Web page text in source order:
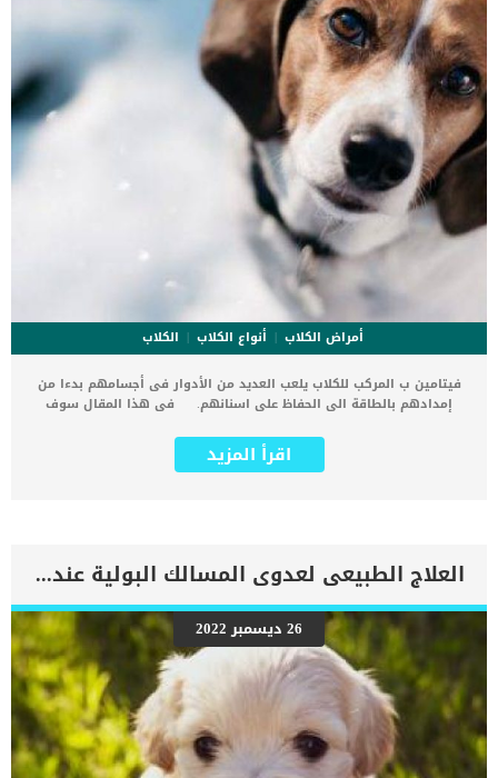
أمراض الكلاب أنواع الكلاب
الكلاب
فيتامين ب المركب للكلاب يلعب العديد من الأدوار فى أجسامهم بدءا من
إمدادهم بالطاقة الى الحفاظ على اسنانهم. فى هذا المقال سوف
يعاني من نقص فيتامين ب. يؤثر فيتامين ب المركب على جميع وظائف
واجهزة جسم الكلب تقريبا. كما ان هناك العديد من الفيتامينات التى تندرج
فيتامين ب2 “ريبوفلافين” الحفاظ على قوة عضلات الكلبيدعم صحة
العينيلعب دورا هاما فى إنتاج الخلايا الحمراء فيتامين ب 3 “النياسين”
يساعد على الهضمضروري فى عملية التمثيل الغذائى للأحماض
الأمينيةيعزز وظائف المخمحفز لانتاج الهرموناتيساعد فى انتاج هرمون
الكورتيكوتروفين فيتامين ب9 “حمض الفوليك” إنتاج خلايا الدم الحمراء عند
الكلابضروري لإنتاج الاحماضمهم للنمو اجنة صحة فى الحمل عند أنثى
الكلب. فيتامين ب 5 “حمض البانتوثنيك” ضروري لانتاج البروتينات والأحماض
الدهنية فيتامين ب 7 “البيوتين” مهم لصحة جلود وفراء الكلب فيتامين ب
6 “البيريدوكسين” ينظم مستويات الصوديوم والبوتاسيوم فى الدميعزز
وظائف الإدراكمهم لإنتاج كرات الدم الحمراء فيتامين ب 12 “كوبالامين”
يؤثر على وظيفة العصبمحفز […]
اقرأ المزيد
العلاج الطبيعى لعدوى المسالك البولية عند الكلاب
26 ديسمبر 2022